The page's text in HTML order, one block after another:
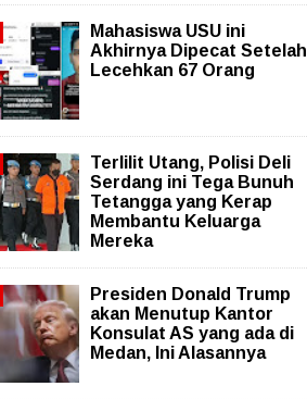
Mahasiswa USU ini
Akhirnya Dipecat Setelah
Lecehkan 67 Orang
Terlilit Utang, Polisi Deli
Serdang ini Tega Bunuh
Tetangga yang Kerap
Membantu Keluarga
Mereka
Presiden Donald Trump
akan Menutup Kantor
Konsulat AS yang ada di
Medan, Ini Alasannya